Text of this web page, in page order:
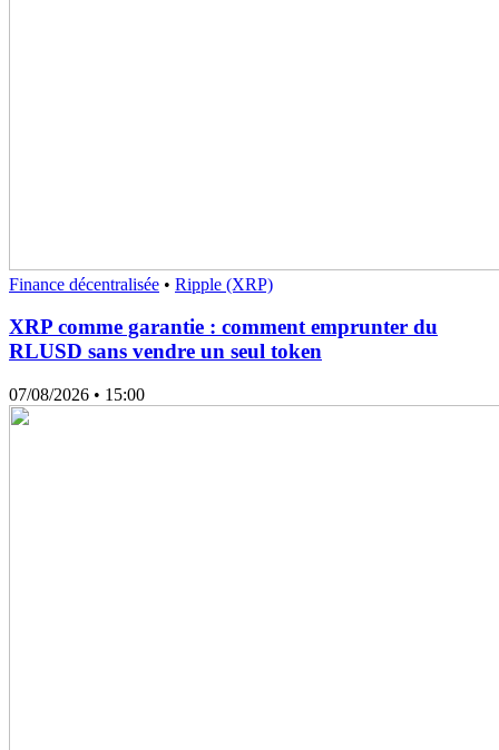
Finance décentralisée • Ripple (XRP)
XRP comme garantie : comment emprunter du
RLUSD sans vendre un seul token
07/08/2026 • 15:00